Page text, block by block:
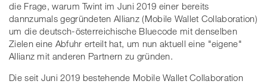
die Frage, warum Twint im Juni 2019 einer bereits
dannzumals gegründeten Allianz (Mobile Wallet Collaboration)
um die deutsch-österreichische Bluecode mit denselben
Zielen eine Abfuhr erteilt hat, um nun aktuell eine "eigene"
Allianz mit anderen Partnern zu gründen.
Die seit Juni 2019 bestehende Mobile Wallet Collaboration